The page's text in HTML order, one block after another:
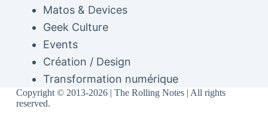
Matos & Devices
Geek Culture
Events
Création / Design
Transformation numérique
Copyright © 2013-2026 | The Rolling Notes | All rights
reserved.